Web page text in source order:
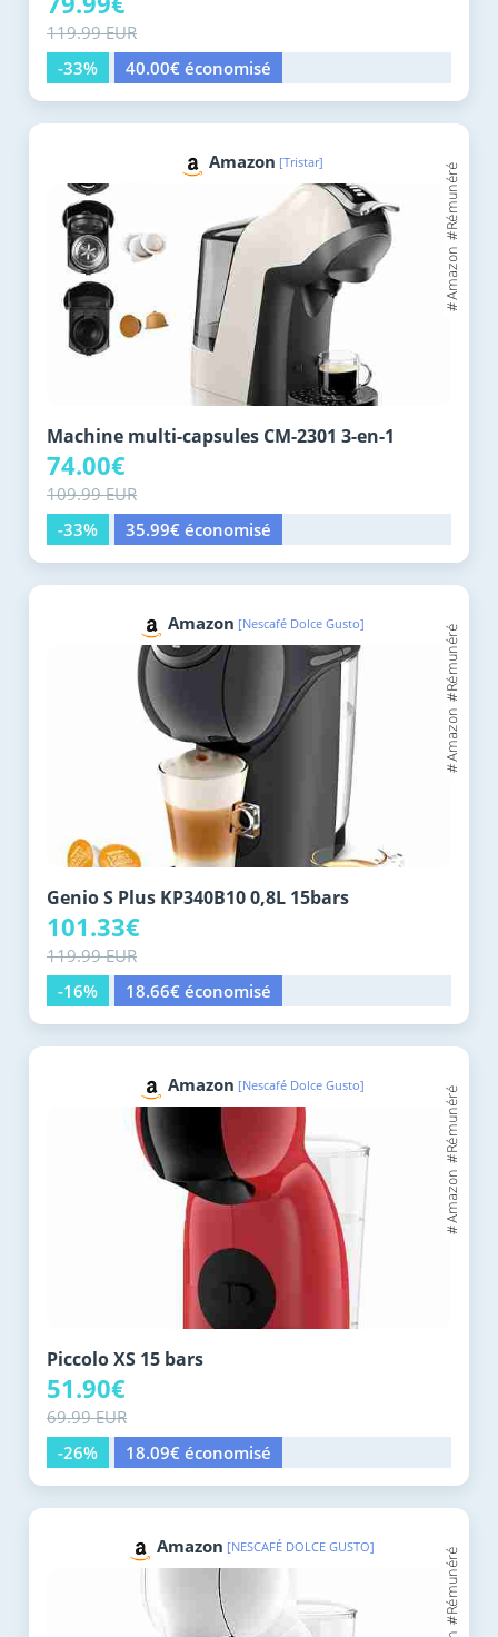
119.99 EUR
-33%
40.00€ économisé
Amazon [Tristar]
Machine multi-capsules CM-2301 3-en-1
74.00€
109.99 EUR
-33%
35.99€ économisé
Amazon [Nescafé Dolce Gusto]
Genio S Plus KP340B10 0,8L 15bars
101.33€
119.99 EUR
-16%
18.66€ économisé
Amazon [Nescafé Dolce Gusto]
Piccolo XS 15 bars
51.90€
69.99 EUR
-26%
18.09€ économisé
Amazon [NESCAFÉ DOLCE GUSTO]